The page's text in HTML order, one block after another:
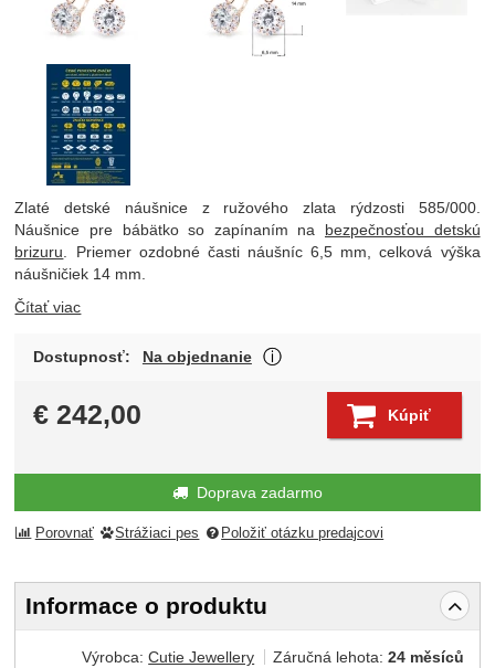
Zlaté detské náušnice z ružového zlata rýdzosti 585/000.
Náušnice pre bábätko so zapínaním na bezpečnosťou detskú
brizuru . Priemer ozdobné časti náušníc 6,5 mm, celková výška
náušničiek 14 mm.
Čítať viac
Dostupnosť: Na objednanie
€ 242,00 Kúpiť
Doprava zadarmo
Porovnať Strážiaci pes Položiť otázku predajcovi
Informace o produktu
Výrobca:Cutie Jewellery Záručná lehota:24 měsíců